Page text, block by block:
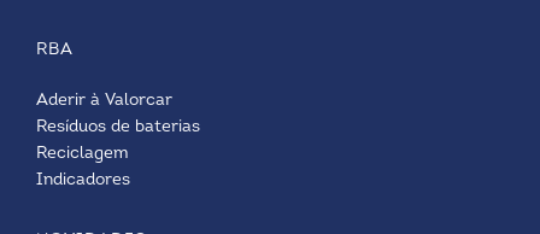
RBA
Aderir à Valorcar
Resíduos de baterias
Reciclagem
Indicadores